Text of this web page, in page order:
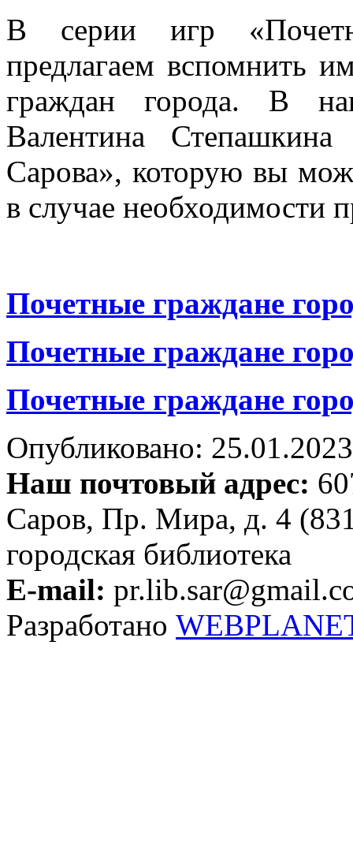
В серии игр
предлагаем вспомнить
граждан города.
В
Валентина
Сарова», которую вы
в случае необходимости
Почетные граждане
Почетные граждане
Почетные граждане
Опубликовано:
Наш почтовый адрес:
Саров, Пр. Мира, д. 4
городская библиотека
E-mail:
Разработано